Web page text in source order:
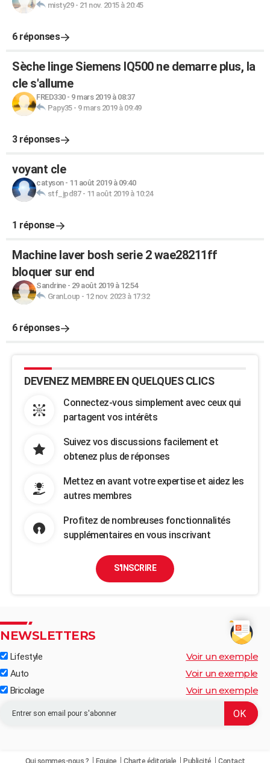
misty29- 21 nov. 2015 à 20:45
6 réponses
Sèche linge Siemens IQ500 ne demarre plus, la
cle s'allume
FRED330- 9 mars 2019 à 08:37
Papy35- 9 mars 2019 à 09:49
3 réponses
voyant cle
catyson- 11 août 2019 à 09:40
stf_jpd87- 11 août 2019 à 10:24
1 réponse
Machine laver bosh serie 2 wae28211ff
bloquer sur end
Sandrine- 29 août 2019 à 12:54
GranLoup - 12 nov. 2023 à 17:32
6 réponses
DEVENEZ MEMBRE EN QUELQUES CLICS
Connectez-vous simplement avec ceux qui
partagent vos intérêts
Suivez vos discussions facilement et
obtenez plus de réponses
Mettez en avant votre expertise et aidez les
autres membres
Profitez de nombreuses fonctionnalités
supplémentaires en vous inscrivant
S'INSCRIRE
NEWSLETTERS
Lifestyle Voir un exemple
Auto Voir un exemple
Bricolage Voir un exemple
Qui sommes-nous ? Equipe Charte éditoriale Publicité Contact